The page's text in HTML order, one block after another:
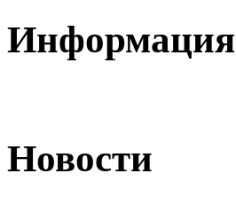
Информация
Новости